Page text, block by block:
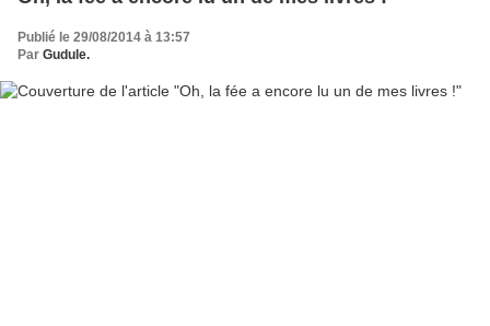
Publié le 29/08/2014 à 13:57
Par Gudule.